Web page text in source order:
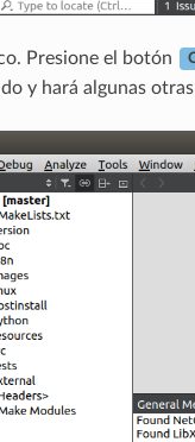
Presione el botón
y hará algunas